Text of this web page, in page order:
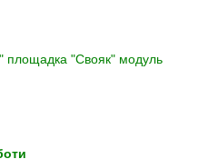
площадка "Свояк" модуль